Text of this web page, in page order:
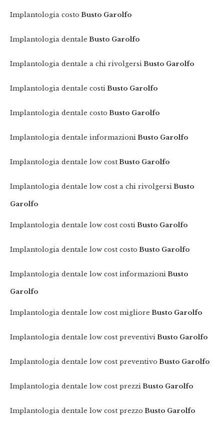
Implantologia costo Busto Garolfo
Implantologia dentale Busto Garolfo
Implantologia dentale a chi rivolgersi Busto Garolfo
Implantologia dentale costi Busto Garolfo
Implantologia dentale costo Busto Garolfo
Implantologia dentale informazioni Busto Garolfo
Implantologia dentale low cost Busto Garolfo
Implantologia dentale low cost a chi rivolgersi Busto
Garolfo
Implantologia dentale low cost costi Busto Garolfo
Implantologia dentale low cost costo Busto Garolfo
Implantologia dentale low cost informazioni Busto
Garolfo
Implantologia dentale low cost migliore Busto Garolfo
Implantologia dentale low cost preventivi Busto Garolfo
Implantologia dentale low cost preventivo Busto Garolfo
Implantologia dentale low cost prezzi Busto Garolfo
Implantologia dentale low cost prezzo Busto Garolfo